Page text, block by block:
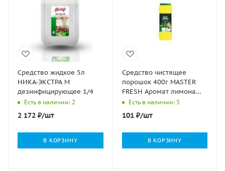
Средство жидкое 5л
НИКА-ЭКСТРА М
дезинфицирующее 1/4
Есть в наличии: 2
2 172 ₽/шт
В КОРЗИНУ
Средство чистящее
порошок 400г MASTER
FRESH Аромат лимона
1/16Есть в наличии: 5
101₽/шт
В КОРЗИНУ